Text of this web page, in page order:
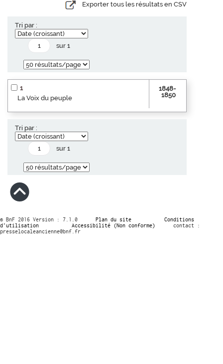
Exporter tous les résultats en CSV
Tri par :
sur 1
1
La Voix du peuple
1848-
1850
Tri par :
sur 1
© BnF 2016 Version : 7.1.0 Plan du site
Conditions
d’utilisation
Accessibilité (Non conforme)
contact :
presselocaleancienne@bnf.fr